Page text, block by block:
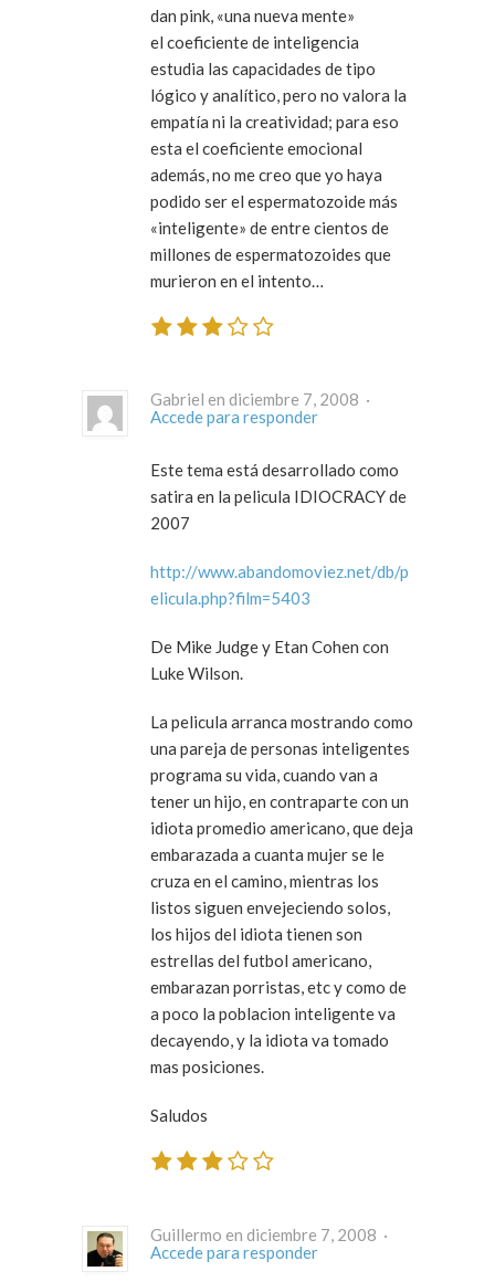
dan pink, «una nueva mente»
el coeficiente de inteligencia
estudia las capacidades de tipo
lógico y analítico, pero no valora la
empatía ni la creatividad; para eso
esta el coeficiente emocional
además, no me creo que yo haya
podido ser el espermatozoide más
«inteligente» de entre cientos de
millones de espermatozoides que
murieron en el intento…
Gabriel en diciembre 7, 2008 ·
Accede para responder
Este tema está desarrollado como
satira en la pelicula IDIOCRACY de
2007
http://www.abandomoviez.net/db/p
elicula.php?film=5403
De Mike Judge y Etan Cohen con
Luke Wilson.
La pelicula arranca mostrando como
una pareja de personas inteligentes
programa su vida, cuando van a
tener un hijo, en contraparte con un
idiota promedio americano, que deja
embarazada a cuanta mujer se le
cruza en el camino, mientras los
listos siguen envejeciendo solos,
los hijos del idiota tienen son
estrellas del futbol americano,
embarazan porristas, etc y como de
a poco la poblacion inteligente va
decayendo, y la idiota va tomado
mas posiciones.
Saludos
Guillermo en diciembre 7, 2008 ·
Accede para responder